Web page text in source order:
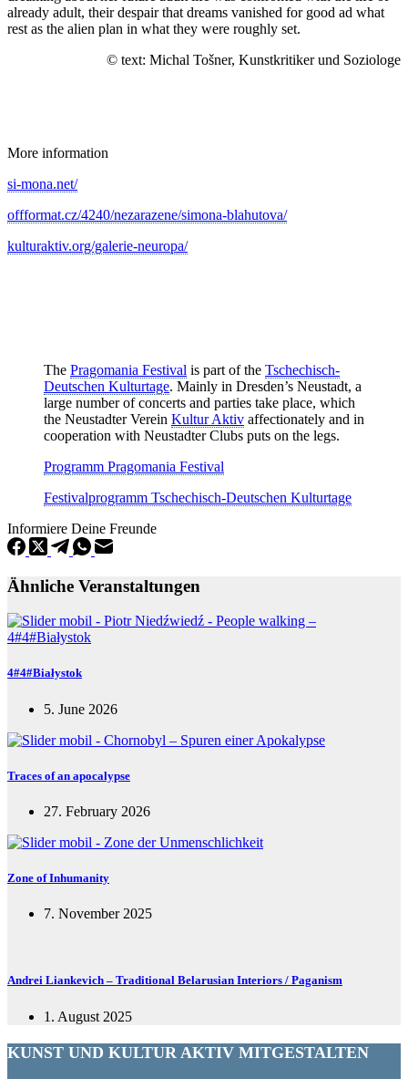
already adult, their despair that dreams vanished for good ad what
rest as the alien plan in what they were roughly set.
© text: Michal Tošner, Kunstkritiker und Soziologe
More information
si-mona.net/
offformat.cz/4240/nezarazene/simona-blahutova/
kulturaktiv.org/galerie-neuropa/
The Pragomania Festival is part of the Tschechisch-
Deutschen Kulturtage. Mainly in Dresden’s Neustadt, a
large number of concerts and parties take place, which
the Neustadter Verein Kultur Aktiv affectionately and in
cooperation with Neustadter Clubs puts on the legs.
Programm Pragomania Festival
Festivalprogramm Tschechisch-Deutschen Kulturtage
Informiere Deine Freunde
Ähnliche Veranstaltungen
4#4#Białystok
5. June 2026
Traces of an apocalypse
27. February 2026
Zone of Inhumanity
7. November 2025
Andrei Liankevich – Traditional Belarusian Interiors / Paganism
1. August 2025
KUNST UND KULTUR AKTIV MITGESTALTEN